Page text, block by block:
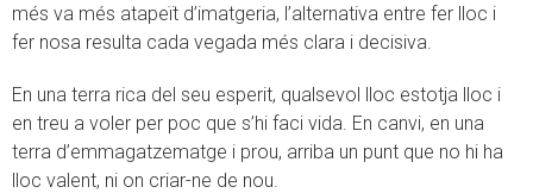
més va més atapeït d’imatgeria, l’alternativa entre fer lloc i
fer nosa resulta cada vegada més clara i decisiva.
En una terra rica del seu esperit, qualsevol lloc estotja lloc i
en treu a voler per poc que s’hi faci vida. En canvi, en una
terra d’emmagatzematge i prou, arriba un punt que no hi ha
lloc valent, ni on criar-ne de nou.